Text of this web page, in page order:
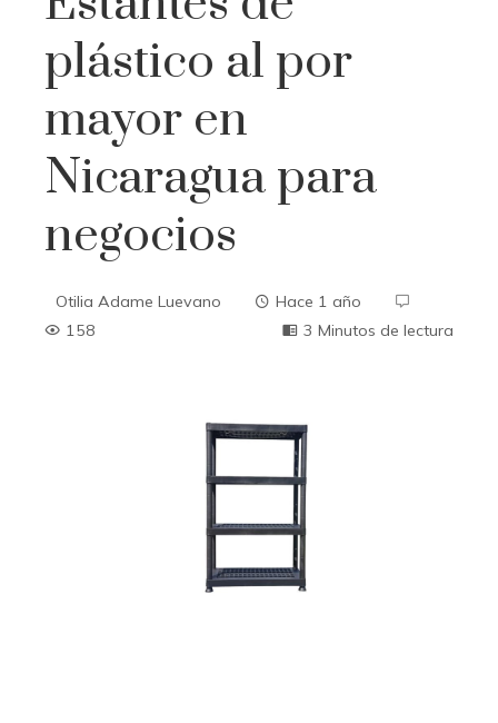
plástico al por
mayor en
Nicaragua para
negocios
Otilia Adame Luevano
Hace 1 año
158
3 Minutos de lectura